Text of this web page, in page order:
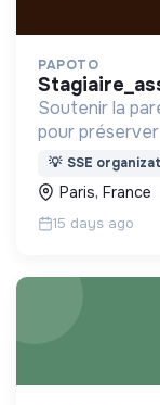
PAPOTO
Soutenir la
pour
enfants et
💡 SSE
Paris, France
15 days ago